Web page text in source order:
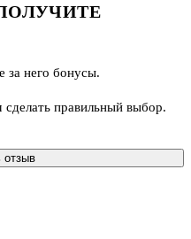
за него бонусы.
правильный выбор.
отзыв